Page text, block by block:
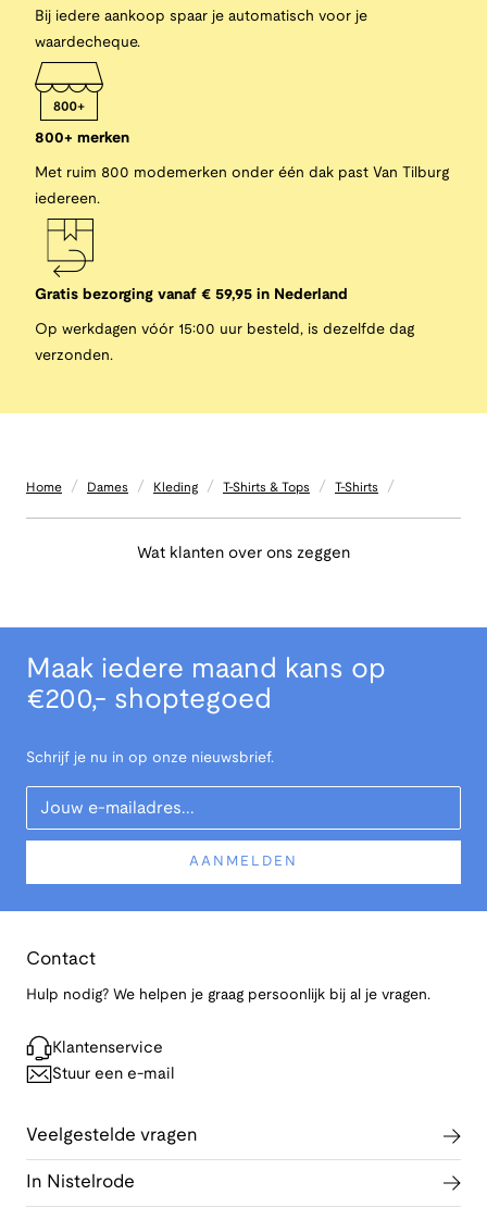
Bij iedere aankoop spaar je automatisch voor je
waardecheque.
800+ merken
Met ruim 800 modemerken onder één dak past Van Tilburg
iedereen.
Gratis bezorging vanaf € 59,95 in Nederland
Op werkdagen vóór 15:00 uur besteld, is dezelfde dag
verzonden.
Home / Dames / Kleding / T-Shirts & Tops / T-Shirts /
Wat klanten over ons zeggen
Maak iedere maand kans op
€200,- shoptegoed
Schrijf je nu in op onze nieuwsbrief.
Your Email
AANMELDEN
Contact
Hulp nodig? We helpen je graag persoonlijk bij al je vragen.
Klantenservice
Stuur een e-mail
Veelgestelde vragen
In Nistelrode